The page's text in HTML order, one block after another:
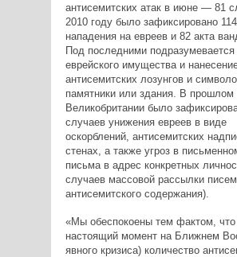
антисемитских атак в июне — 81
2010 году было зафиксировано
нападения на евреев и 82 акта
Под последними подразумевается
еврейского имущества и
антисемитских лозунгов и
памятники или здания. В прошлом
Великобритании было
случаев унижения евреев в виде
оскорблений, антисемитских
стенах, а также угроз в
письма в адрес конкретных
случаев массовой рассылки писем
антисемитского содержания).
«Мы обеспокоены тем фактом, что
настоящий момент на Ближнем
явного кризиса) количество